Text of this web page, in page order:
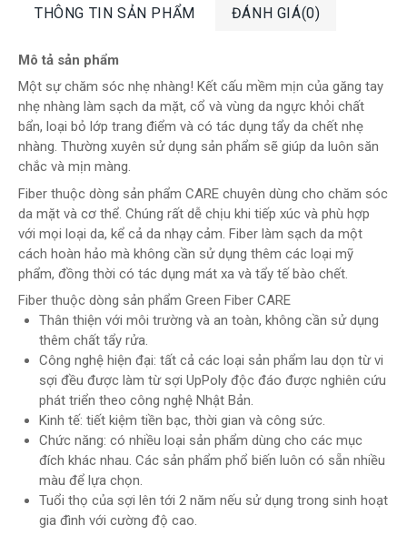
THÔNG TIN SẢN PHẨM ĐÁNH GIÁ(0)
Mô tả sản phẩm
Một sự chăm sóc nhẹ nhàng! Kết cấu mềm mịn của găng tay
nhẹ nhàng làm sạch da mặt, cổ và vùng da ngực khỏi chất
bẩn, loại bỏ lớp trang điểm và có tác dụng tẩy da chết nhẹ
nhàng. Thường xuyên sử dụng sản phẩm sẽ giúp da luôn săn
chắc và mịn màng.
Fiber thuộc dòng sản phẩm CARE chuyên dùng cho chăm sóc
da mặt và cơ thể. Chúng rất dễ chịu khi tiếp xúc và phù hợp
với mọi loại da, kể cả da nhạy cảm. Fiber làm sạch da một
cách hoàn hảo mà không cần sử dụng thêm các loại mỹ
phẩm, đồng thời có tác dụng mát xa và tẩy tế bào chết.
Fiber thuộc dòng sản phẩm Green Fiber CARE
Thân thiện với môi trường và an toàn, không cần sử dụng
thêm chất tẩy rửa.
Сông nghệ hiện đại: tất cả các loại sản phẩm lau dọn từ vi
sợi đều được làm từ sợi UpPoly độc đáo được nghiên cứu
phát triển theo công nghệ Nhật Bản.
Kinh tế: tiết kiệm tiền bạc, thời gian và công sức.
Chức năng: có nhiều loại sản phẩm dùng cho các mục
đích khác nhau. Các sản phẩm phổ biến luôn có sẵn nhiều
màu để lựa chọn.
Tuổi thọ của sợi lên tới 2 năm nếu sử dụng trong sinh hoạt
gia đình với cường độ cao.